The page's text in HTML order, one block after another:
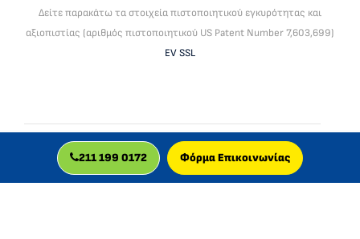
Δείτε παρακάτω τα στοιχεία πιστοποιητικού εγκυρότητας και
αξιοπιστίας (αριθμός πιστοποιητικού US Patent Number 7,603,699)
EV SSL
To mlc global ltd είναι βρεττανική εταιρεία, πιστοποιημένη για
διαδικτυακά μαθήματα. Δραστηριοποιείται στην Ελλάδα από
211 199 0172 Φόρμα Επικοινωνίας